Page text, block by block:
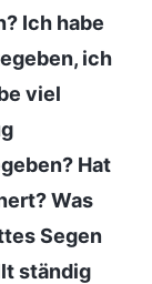
Ich habe
ich
viel
Hat
Was
Segen
ständig